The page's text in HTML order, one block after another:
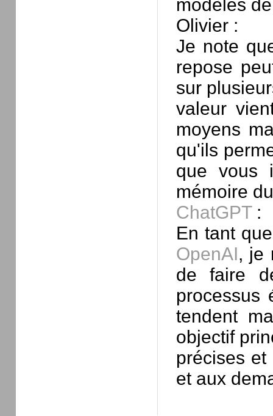
modèles
Olivier :
Je note
repose
sur
valeur
moyens
qu'ils
que vous
mémoire
ChatGPT:
En tant
OpenAI, je
de faire
processus
tendent
objectif
précises
et aux